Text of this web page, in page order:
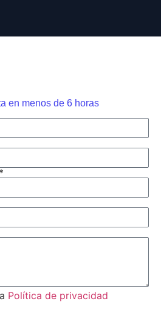
en menos de 6 horas
Política de privacidad